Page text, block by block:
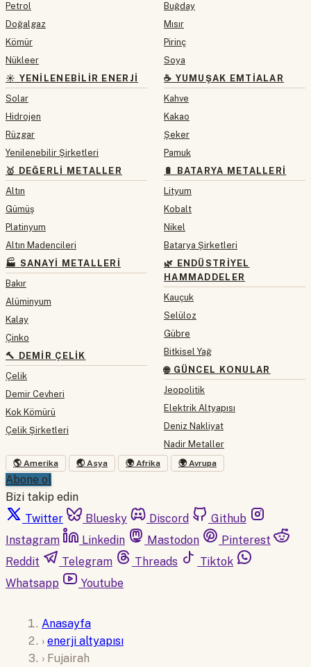
Petrol
Doğalgaz
Kömür
Nükleer
☀️ YENILENEBILIR ENERJI
Solar
Hidrojen
Rüzgar
Yenilenebilir Şirketleri
🥇 DEĞERLI METALLER
Altın
Gümüş
Platinyum
Altın Madencileri
🏭 SANAYI METALLERI
Bakır
Alüminyum
Kalay
Çinko
🔨 DEMIR ÇELIK
Çelik
Demir Cevheri
Kok Kömürü
Çelik Şirketleri
Buğday
Mısır
Pirinç
Soya
☕ YUMUŞAK EMTIALAR
Kahve
Kakao
Şeker
Pamuk
🔋 BATARYA METALLERI
Lityum
Kobalt
Nikel
Batarya Şirketleri
🌿 ENDÜSTRIYEL
HAMMADDELER
Kauçuk
Selüloz
Gübre
Bitkisel Yağ
🌐 GÜNCEL KONULAR
Jeopolitik
Elektrik Altyapısı
Deniz Nakliyat
Nadir Metaller
🌎 Amerika 🌏 Asya 🌍 Afrika 🌍 Avrupa
Abone ol
Bizi takip edin
Twitter
Bluesky Discord
Github
Instagram
Linkedin Mastodon
Pinterest
Reddit
Telegram Threads
Tiktok
Whatsapp
Youtube
Anasayfa
› enerji altyapısı
› Fujairah